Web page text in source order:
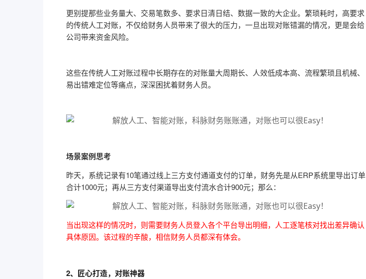
更别提那些业务量大、交易笔数多、要求日清日结、数据一致的大企业。繁琐耗时，高要求
的传统人工对账，不仅给财务人员带来了很大的压力，一旦出现对账错漏的情况，更是会给
公司带来资金风险。
这些在传统人工对账过程中长期存在的对账量大周期长、人效低成本高、流程繁琐且机械、
易出错难定位等痛点，深深困扰着财务人员。
场景案例思考
昨天，系统记录有10笔通过线上三方支付通道支付的订单，财务先是从ERP系统里导出订单
合计1000元；再从三方支付渠道导出支付流水合计900元； 那么：
当出现这样的情况时，则需要财务人员登入各个平台导出明细，人工逐笔核对找出差异确认
具体原因。该过程的辛酸，相信财务人员都深有体会。
2、匠心打造，对账神器